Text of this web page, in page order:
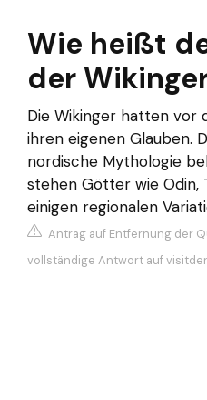
Wie heißt
der
Die Wikinger hatten vor
ihren eigenen Glauben.
nordische Mythologie
stehen Götter wie Odin,
einigen regionalen
Antrag auf Entfernung der
vollständige Antwort auf